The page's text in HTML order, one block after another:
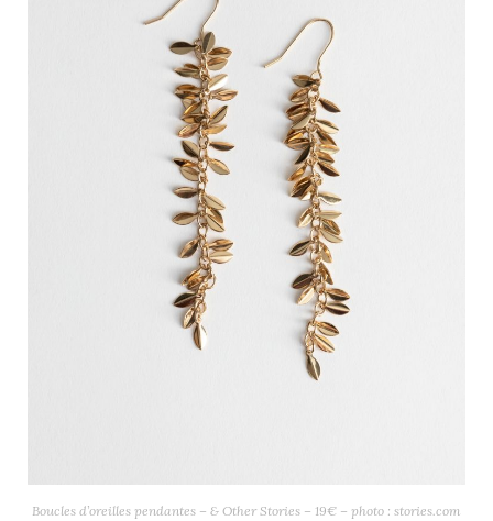
Boucles d’oreilles pendantes – & Other Stories – 19€ – photo : stories.com